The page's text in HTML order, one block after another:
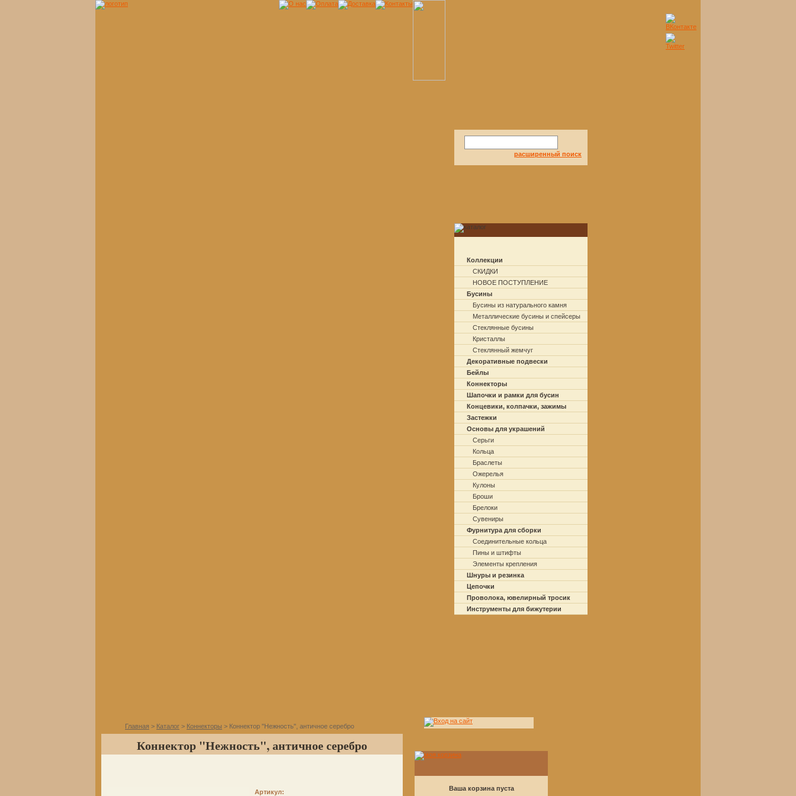
расширенный поиск
Коллекции
СКИДКИ
НОВОЕ ПОСТУПЛЕНИЕ
Бусины
Бусины из натурального камня
Металлические бусины и спейсеры
Стеклянные бусины
Кристаллы
Стеклянный жемчуг
Декоративные подвески
Бейлы
Коннекторы
Шапочки и рамки для бусин
Концевики, колпачки, зажимы
Застежки
Основы для украшений
Серьги
Кольца
Браслеты
Ожерелья
Кулоны
Броши
Брелоки
Сувениры
Фурнитура для сборки
Соединительные кольца
Пины и штифты
Элементы крепления
Шнуры и резинка
Цепочки
Проволока, ювелирный тросик
Инструменты для бижутерии
Главная > Каталог > Коннекторы > Коннектор "Нежность", античное серебро
Коннектор "Нежность", античное серебро
Артикул:
Ваша корзина пуста